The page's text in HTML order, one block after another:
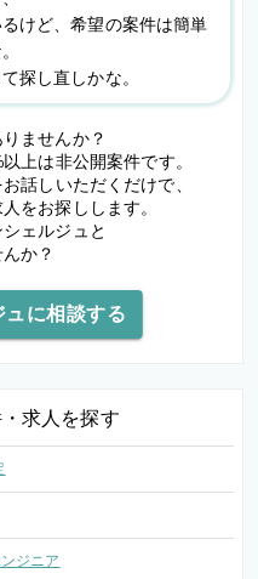
けど、希望の案件は簡単
探し直しかな。
ませんか？
上は非公開案件です。
お話しいただくだけで、
をお探しします。
ェルジュと
か？
に相談する
求人を探す
ジニア